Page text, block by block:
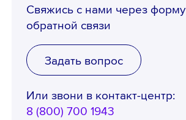
Свяжись с нами через форму
обратной связи
Задать вопрос
Или звони в контакт-центр:
8 (800) 700 1943